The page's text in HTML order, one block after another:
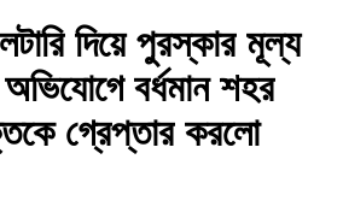
দিয়ে পুরস্কার মূল্য
অভিযোগে বর্ধমান শহর
গ্রেপ্তার করলো